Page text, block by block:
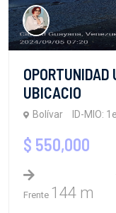
OPORTUNIDAD
UBICACIO
Bolívar ID-MIO:
$ 550,000
Frente 144 m